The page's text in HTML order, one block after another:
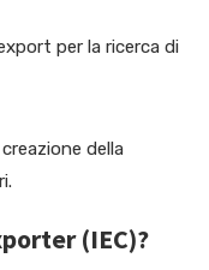
per la ricerca di
della
(IEC)?